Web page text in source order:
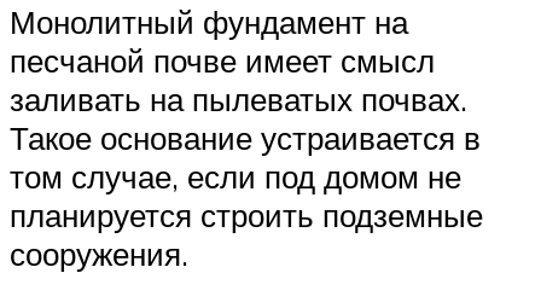
Монолитный фундамент на
песчаной почве имеет смысл
заливать на пылеватых почвах.
Такое основание устраивается в
том случае, если под домом не
планируется строить подземные
сооружения.